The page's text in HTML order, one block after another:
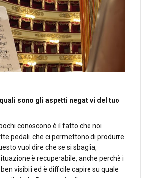
sono gli aspetti negativi del tuo
conoscono è il fatto che noi
pedali, che ci permettono di produrre
vuol dire che se si sbaglia,
è recuperabile, anche perchè i
visibili ed è difficile capire su quale